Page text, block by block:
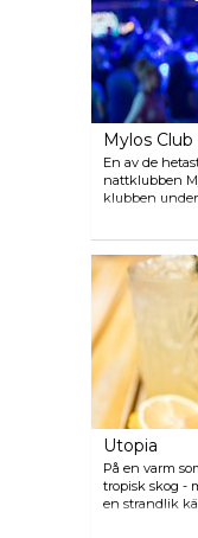
Mylos Club
En av de
nattklubben
klubben
fester som är
Utopia
På en varm
tropisk skog -
en strandlik
Platanias,